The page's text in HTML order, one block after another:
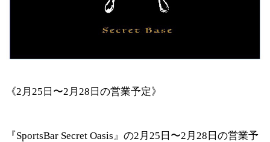
《2 月 25 日〜2 月 28 日の営業予定》
『SportsBar Secret Oasis 』の2 月 25 日〜2 月 28 日の営業予